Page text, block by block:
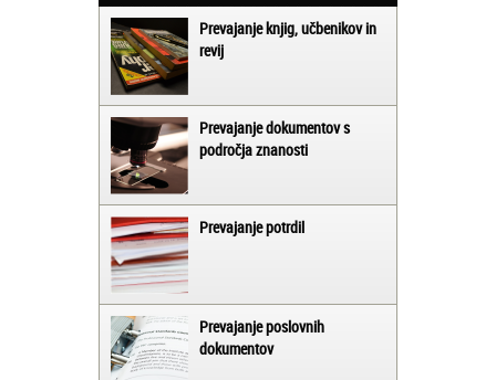
Prevajanje knjig, učbenikov in
revij
Prevajanje dokumentov s
področja znanosti
Prevajanje potrdil
Prevajanje poslovnih
dokumentov